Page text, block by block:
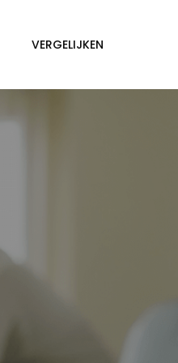
VERGELIJKEN